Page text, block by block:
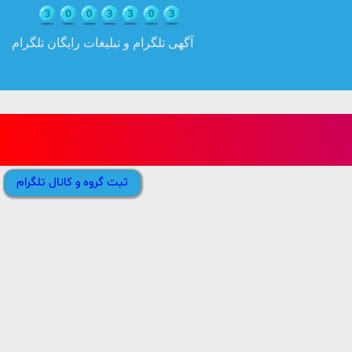
آگهی تلگرام و تبلیغات رایگان تلگرام
ثبت گروه و کانال تلگرام